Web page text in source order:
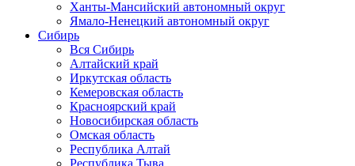
Ханты-Мансийский автономный округ
Ямало-Ненецкий автономный округ
Сибирь
Вся Сибирь
Алтайский край
Иркутская область
Кемеровская область
Красноярский край
Новосибирская область
Омская область
Республика Алтай
Республика Тыва